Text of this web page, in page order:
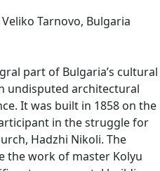
Veliko Tarnovo, Bulgaria
part of Bulgaria’s cultural
undisputed architectural
It was built in 1858 on the
in the struggle for
Hadzhi Nikoli. The
the work of master Kolyu